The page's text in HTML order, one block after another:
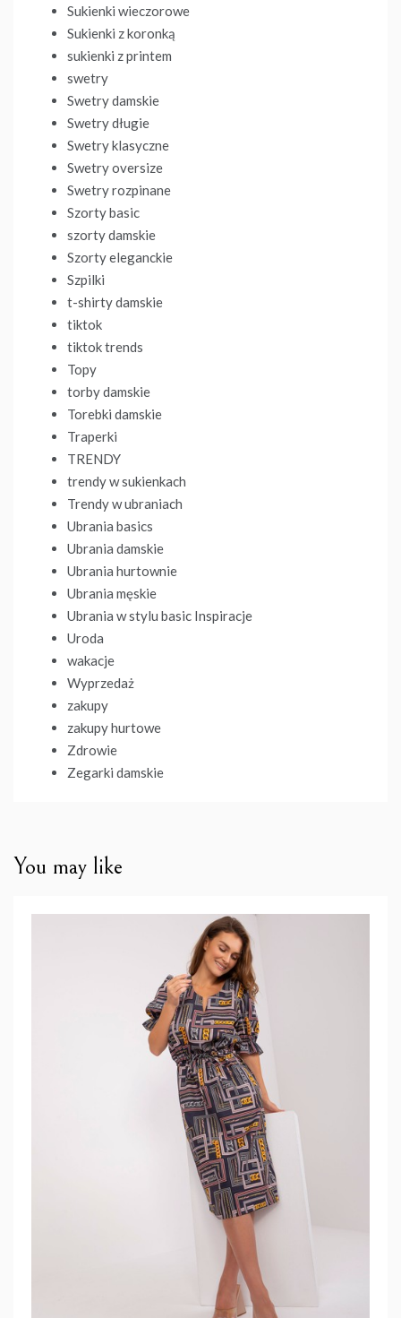
Sukienki wieczorowe
Sukienki z koronką
sukienki z printem
swetry
Swetry damskie
Swetry długie
Swetry klasyczne
Swetry oversize
Swetry rozpinane
Szorty basic
szorty damskie
Szorty eleganckie
Szpilki
t-shirty damskie
tiktok
tiktok trends
Topy
torby damskie
Torebki damskie
Traperki
TRENDY
trendy w sukienkach
Trendy w ubraniach
Ubrania basics
Ubrania damskie
Ubrania hurtownie
Ubrania męskie
Ubrania w stylu basic Inspiracje
Uroda
wakacje
Wyprzedaż
zakupy
zakupy hurtowe
Zdrowie
Zegarki damskie
You may like